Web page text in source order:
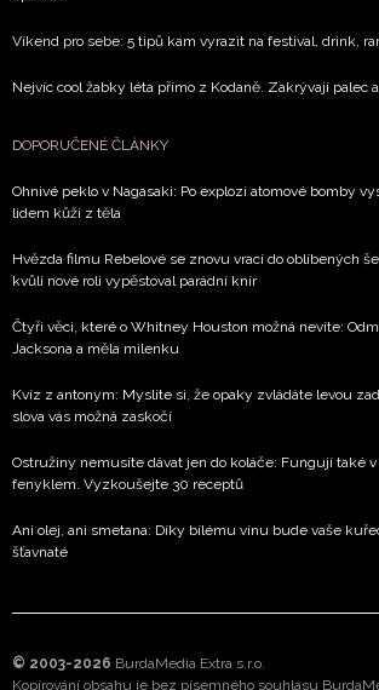
Víkend pro sebe: 5 tipů kam vyrazit na festival, drink,
Nejvíc cool žabky léta přímo z Kodaně. Zakrývají palec
DOPORUČENÉ ČLÁNKY
Ohnivé peklo v Nagasaki: Po explozi atomové bomby
lidem kůži z těla
Hvězda filmu Rebelové se znovu vrací do oblíbených
kvůli nové roli vypěstoval parádní knír
Čtyři věci, které o Whitney Houston možná nevíte:
Jacksona a měla milenku
Kvíz z antonym: Myslíte si, že opaky zvládáte levou
slova vás možná zaskočí
Ostružiny nemusíte dávat jen do koláče: Fungují také
fenyklem. Vyzkoušejte 30 receptů
Ani olej, ani smetana: Díky bílému vínu bude vaše
šťavnaté
© 2003-2026 BurdaMedia Extra s.r.o.
Kopírování obsahu je bez písemného souhlasu